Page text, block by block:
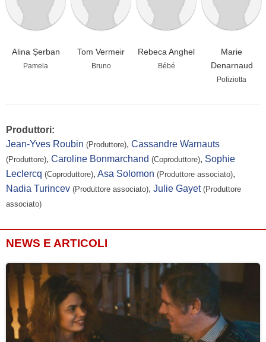
Alina Șerban
Pamela
Tom Vermeir
Bruno
Rebeca Anghel
Bébé
Marie
Denarnaud
Poliziotta
Produttori:
Jean-Yves Roubin (Produttore), Cassandre Warnauts
(Produttore), Caroline Bonmarchand (Coproduttore), Sophie
Leclercq (Coproduttore), Asa Solomon (Produttore associato),
Nadia Turincev (Produttore associato), Julie Gayet (Produttore
associato)
NEWS E ARTICOLI